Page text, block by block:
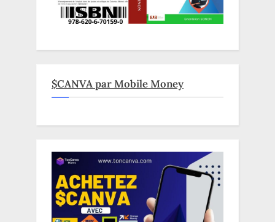
$CANVA par Mobile Money